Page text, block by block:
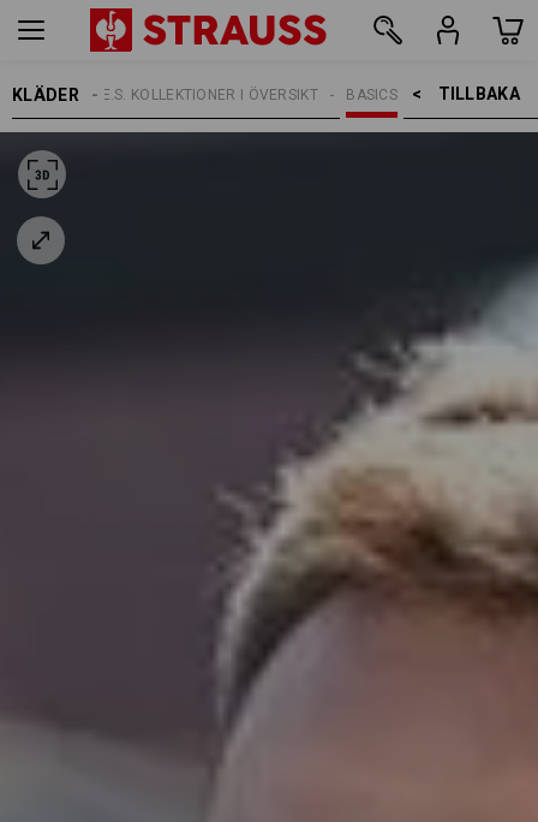
KLÄDER TILLBAKA    >
BASICS
E.S. KOLLEKTIONER I ÖVERSIKT
TEMAN